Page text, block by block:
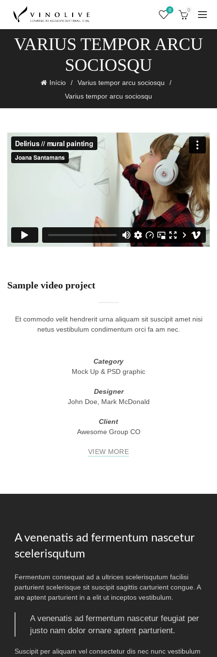
0 0
VARIUS TEMPOR ARCU
SOCIOSQU
Início
Varius tempor arcu sociosqu
Varius tempor arcu sociosqu
Sample video project
Et commodo velit hendrerit urna aliquam sit suscipit amet nisi
netus vestibulum condimentum orci fa am nec.
Category
Mock Up & PSD graphic
Designer
John Doe, Mark McDonald
Client
Awesome Group CO
VIEW MORE
A venenatis ad fermentum nascetur
scelerisqutum
Fermentum consequat ad a ultrices scelerisqutum facilisi
parturient scelerisque sit suscipit sagittis carturient congue. A
are aptent parturient in a elit ut inceptos vestibulum.
A venenatis ad fermentum nascetur feugiat per
justo nam dolor ornare aptent parturient.
Suscipit per aliquam vel consectetur dis nec nunc vestibulum